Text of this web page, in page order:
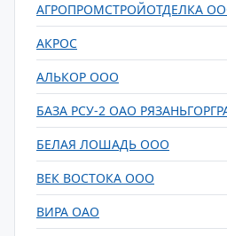
АГРОПРОМСТРОЙОТДЕЛКА
АКРОС
АЛЬКОР ООО
БАЗА РСУ-2 ОАО
БЕЛАЯ ЛОШАДЬ ООО
ВЕК ВОСТОКА ООО
ВИРА ОАО